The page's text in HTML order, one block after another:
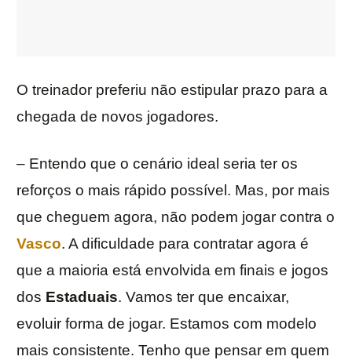
O treinador preferiu não estipular prazo para a
chegada de novos jogadores.
– Entendo que o cenário ideal seria ter os
reforços o mais rápido possível. Mas, por mais
que cheguem agora, não podem jogar contra o
Vasco. A dificuldade para contratar agora é
que a maioria está envolvida em finais e jogos
dos Estaduais. Vamos ter que encaixar,
evoluir forma de jogar. Estamos com modelo
mais consistente. Tenho que pensar em quem